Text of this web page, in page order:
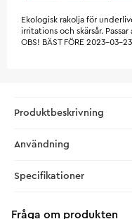
Ekologisk rakolja för
irritations och skärsår.
OBS! BÄST FÖRE 2023-03-23
Produktbeskrivning
Användning
Specifikationer
Fråga om produkten